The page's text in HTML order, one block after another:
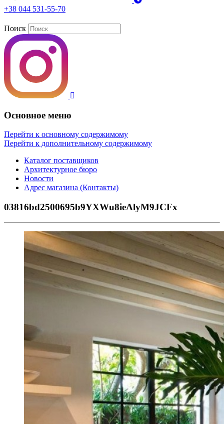
+38 044 531-55-70
Поиск
Основное меню
Перейти к основному содержимому
Перейти к дополнительному содержимому
Каталог поставщиков
Архитектурное бюро
Новости
Адрес магазина (Контакты)
03816bd2500695b9YXWu8ieAlyM9JCFx